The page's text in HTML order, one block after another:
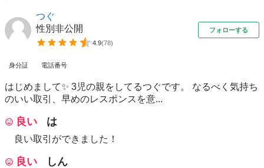
つぐ
性別非公開
4.9(78)
フォローする
身分証 電話番号
はじめまして✨ 3児の親をしてるつぐです。 なるべく気持ち
のいい取引、早めのレスポンスを意...
良い は
良い取引ができました！
良い しん